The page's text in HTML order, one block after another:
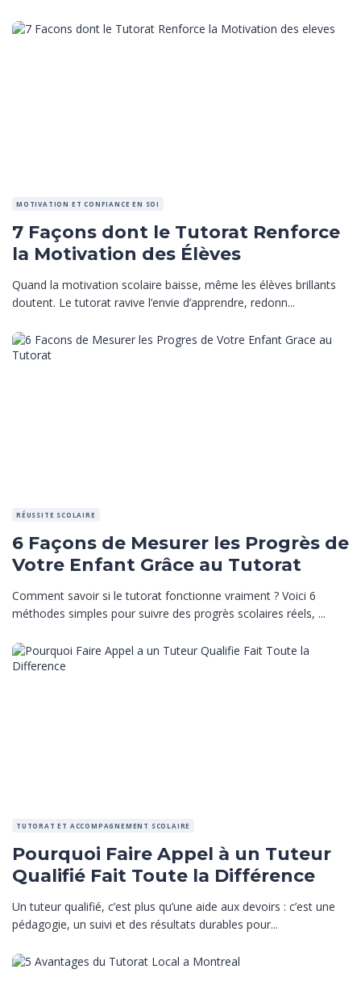
MOTIVATION ET CONFIANCE EN SOI
7 Façons dont le Tutorat Renforce
la Motivation des Élèves
Quand la motivation scolaire baisse, même les élèves brillants
doutent. Le tutorat ravive l’envie d’apprendre, redonn...
RÉUSSITE SCOLAIRE
6 Façons de Mesurer les Progrès de
Votre Enfant Grâce au Tutorat
Comment savoir si le tutorat fonctionne vraiment ? Voici 6
méthodes simples pour suivre des progrès scolaires réels, ...
TUTORAT ET ACCOMPAGNEMENT SCOLAIRE
Pourquoi Faire Appel à un Tuteur
Qualifié Fait Toute la Différence
Un tuteur qualifié, c’est plus qu’une aide aux devoirs : c’est une
pédagogie, un suivi et des résultats durables pour...